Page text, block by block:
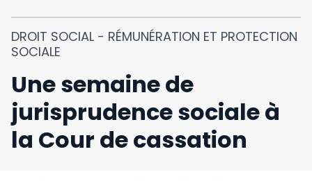
DROIT SOCIAL - RÉMUNÉRATION ET PROTECTION
SOCIALE
Une semaine de
jurisprudence sociale à
la Cour de cassation